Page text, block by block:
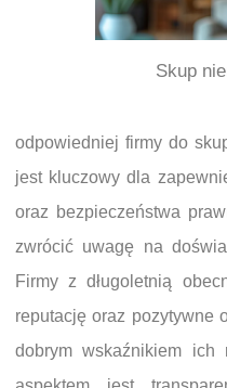
Skup
odpowiedniej firmy do
jest kluczowy dla
oraz bezpieczeństwa
zwrócić uwagę na
Firmy z długoletnią
reputację oraz pozytywne
dobrym wskaźnikiem ich